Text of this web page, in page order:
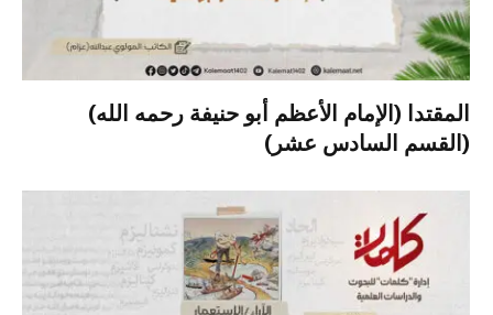
المقتدا (الإمام الأعظم أبو حنيفة رحمه الله)
(القسم السادس عشر)